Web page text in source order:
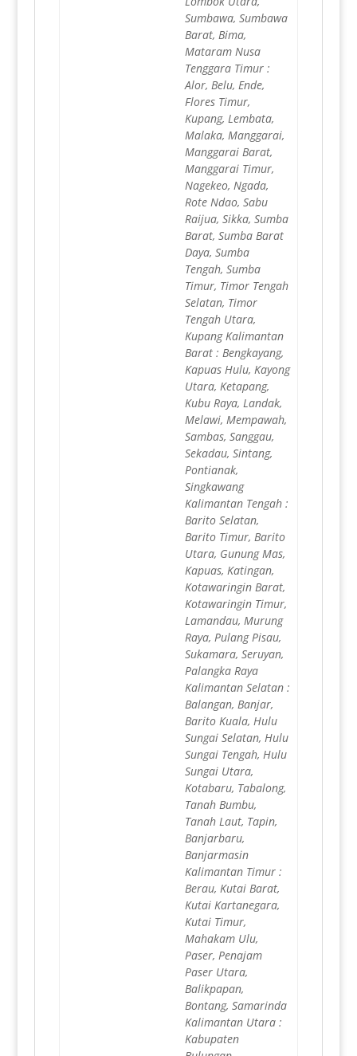
Sumbawa, Sumbawa
Barat, Bima,
Mataram Nusa
Tenggara Timur :
Alor, Belu, Ende,
Flores Timur,
Kupang, Lembata,
Malaka, Manggarai,
Manggarai Barat,
Manggarai Timur,
Nagekeo, Ngada,
Rote Ndao, Sabu
Raijua, Sikka, Sumba
Barat, Sumba Barat
Daya, Sumba
Tengah, Sumba
Timur, Timor Tengah
Selatan, Timor
Tengah Utara,
Kupang Kalimantan
Barat : Bengkayang,
Kapuas Hulu, Kayong
Utara, Ketapang,
Kubu Raya, Landak,
Melawi, Mempawah,
Sambas, Sanggau,
Sekadau, Sintang,
Pontianak,
Singkawang
Kalimantan Tengah :
Barito Selatan,
Barito Timur, Barito
Utara, Gunung Mas,
Kapuas, Katingan,
Kotawaringin Barat,
Kotawaringin Timur,
Lamandau, Murung
Raya, Pulang Pisau,
Sukamara, Seruyan,
Palangka Raya
Kalimantan Selatan :
Balangan, Banjar,
Barito Kuala, Hulu
Sungai Selatan, Hulu
Sungai Tengah, Hulu
Sungai Utara,
Kotabaru, Tabalong,
Tanah Bumbu,
Tanah Laut, Tapin,
Banjarbaru,
Banjarmasin
Kalimantan Timur :
Berau, Kutai Barat,
Kutai Kartanegara,
Kutai Timur,
Mahakam Ulu,
Paser, Penajam
Paser Utara,
Balikpapan,
Bontang, Samarinda
Kalimantan Utara :
Kabupaten